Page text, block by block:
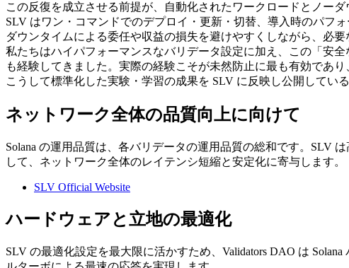
この反復を成立させる前提が、自動化されたワークロードとノーダ
SLV はワン・コマンドでのデプロイ・更新・切替、導入時のパフ
ダウンタイムによる委任や収益の損失を避けやすくしながら、必要
私たちはハイパフォーマンスなバリデータ設定に加え、この「安
も経験してきました。実際の経験こそが未然防止に最も有効であ
こうして標準化した実験・学習の成果を SLV に反映し公開してい
ネットワーク全体の品質向上に向けて
Solana の運用品質は、各バリデータの運用品質の総和です。SLV
して、ネットワーク全体のレイテンシ短縮と安定化に寄与します。
SLV Official Website
ハードウェアと立地の最適化
SLV の最適化設定を最大限に活かすため、Validators DAO は